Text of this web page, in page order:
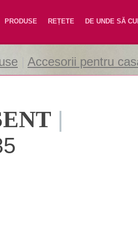
PRODUSE REȚETE DE UNDE SĂ
Accesorii pentru
|